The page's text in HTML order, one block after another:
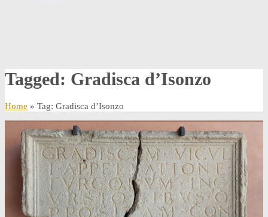
Tagged: Gradisca d’Isonzo
Home » Tag: Gradisca d’Isonzo